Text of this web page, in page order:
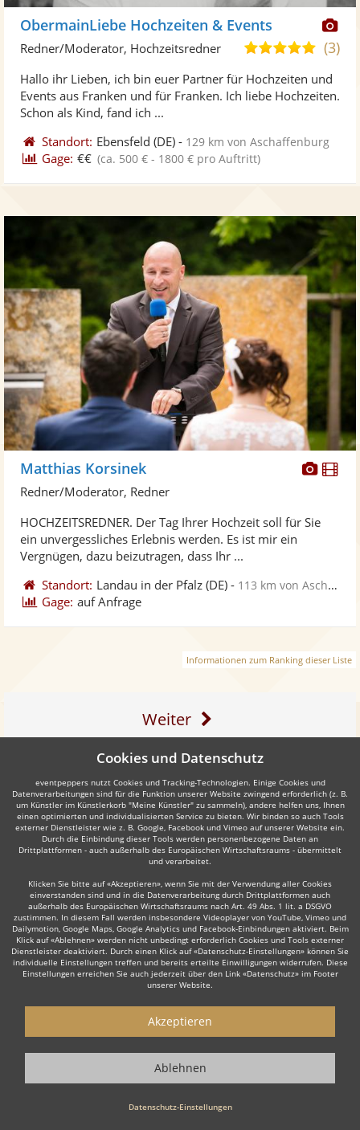
ObermainLiebe Hochzeiten & Events
5,0
5
(3)
Redner/Moderator, Hochzeitsredner
Hallo ihr Lieben, ich bin euer Partner für Hochzeiten und
Events aus Franken und für Franken. Ich liebe Hochzeiten.
Schon als Kind, fand ich ...
Standort: Ebensfeld (DE) - 129 km von Aschaffenburg
Gage: €€ (ca. 500 € - 1800 € pro Auftritt)
Fotos
Matthias Korsinek
Redner/Moderator, Redner
HOCHZEITSREDNER. Der Tag Ihrer Hochzeit soll für Sie
ein unvergessliches Erlebnis werden. Es ist mir ein
Vergnügen, dazu beizutragen, dass Ihr ...
Standort: Landau in der Pfalz (DE) - 113 km von Aschaffenburg
Gage: auf Anfrage
Informationen zum Ranking dieser Liste
Weiter
Auch interessant:
Trauerredner Dudelsackspieler
Wie funktioniert's?
Starten Sie mit dem Button 'Kostenlos anfragen' eine Anfrage an die für
2. Angebote erhalten & Details besprechen
Sie erhalten Angebote Ihrer angefragten Redner. Nutzen Sie die
Cookies und Datenschutz
eventpeppers nutzt Cookies und Tracking-Technologien. Einige Cookies und
Datenverarbeitungen sind für die Funktion unserer Website zwingend erforderlich (z. B.
um Künstler im Künstlerkorb "Meine Künstler" zu sammeln), andere helfen uns, Ihnen
einen optimierten und individualisierten Service zu bieten. Wir binden so auch Tools
externer Dienstleister wie z. B. Google, Facebook und Vimeo auf unserer Website ein.
Durch die Einbindung dieser Tools werden personenbezogene Daten an
Drittplattformen - auch außerhalb des Europäischen Wirtschaftsraums - übermittelt
und verarbeitet.
Klicken Sie bitte auf «Akzeptieren», wenn Sie mit der Verwendung aller Cookies
einverstanden sind und in die Datenverarbeitung durch Drittplattformen auch
außerhalb des Europäischen Wirtschaftsraums nach Art. 49 Abs. 1 lit. a DSGVO
zustimmen. In diesem Fall werden insbesondere Videoplayer von YouTube, Vimeo und
Dailymotion, Google Maps, Google Analytics und Facebook-Einbindungen aktiviert. Beim
Klick auf «Ablehnen» werden nicht unbedingt erforderlich Cookies und Tools externer
Dienstleister deaktiviert. Durch einen Klick auf «Datenschutz-Einstellungen» können Sie
individuelle Einstellungen treffen und bereits erteilte Einwilligungen widerrufen. Diese
Einstellungen erreichen Sie auch jederzeit über den Link «Datenschutz» im Footer
unserer Website.
Datenschutz-Einstellungen
Akzeptieren
Ablehnen